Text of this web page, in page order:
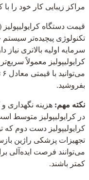
مراکز زیبایی کار خود را
قیمت دستگاه
تکنولوژی پیچیده‌تر سیستم
کرایولیپولیز معمولاً
بفروشید.
نکته مهم: هزینه نگهداری و
در کرایولیپولیز متوسط
کرایولیپولیز دست دوم
تجهیزات پزشکی راژین
می‌توانند فرصت ایده‌آلی
کمتر باشند.